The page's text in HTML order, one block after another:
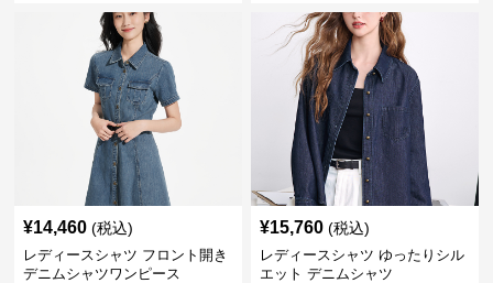
¥14,460 (税込)
レディースシャツ フロント開き
デニムシャツワンピース
¥15,760 (税込)
レディースシャツ ゆったりシル
エット デニムシャツ